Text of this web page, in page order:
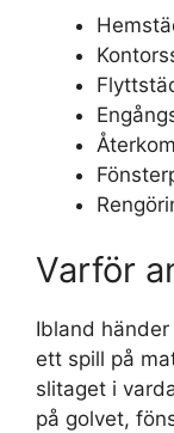
Varför
Ibland
ett spill på
slitaget i
på golvet,